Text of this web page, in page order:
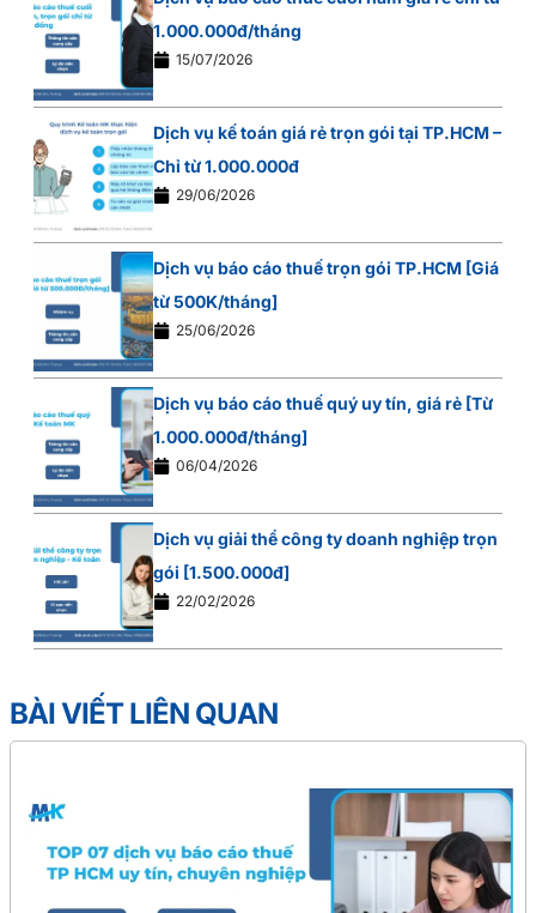
1.000.000đ/tháng
15/07/2026
Dịch vụ kế toán giá rẻ trọn gói tại TP.HCM –
Chỉ từ 1.000.000đ
29/06/2026
Dịch vụ báo cáo thuế trọn gói TP.HCM [Giá
từ 500K/tháng]
25/06/2026
Dịch vụ báo cáo thuế quý uy tín, giá rẻ [Từ
1.000.000đ/tháng]
06/04/2026
Dịch vụ giải thể công ty doanh nghiệp trọn
gói [1.500.000đ]
22/02/2026
BÀI VIẾT LIÊN QUAN